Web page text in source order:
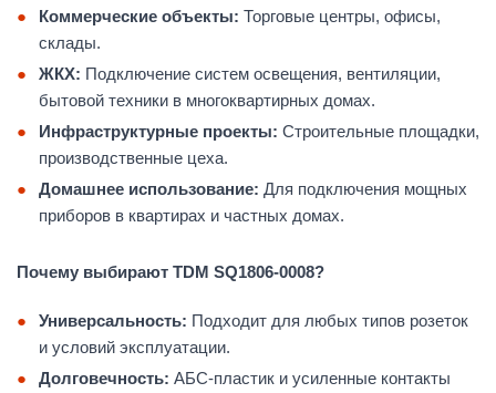
Коммерческие объекты: Торговые центры, офисы,
склады.
ЖКХ: Подключение систем освещения, вентиляции,
бытовой техники в многоквартирных домах.
Инфраструктурные проекты: Строительные площадки,
производственные цеха.
Домашнее использование: Для подключения мощных
приборов в квартирах и частных домах.
Почему выбирают TDM SQ1806-0008?
Универсальность: Подходит для любых типов розеток
и условий эксплуатации.
Долговечность: АБС-пластик и усиленные контакты